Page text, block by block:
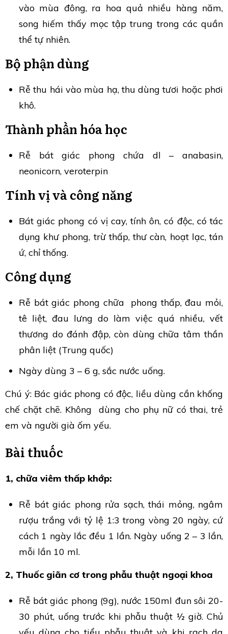
vào mùa đông, ra hoa quả nhiều hàng năm,
song hiếm thấy mọc tập trung trong các quần
thể tự nhiên.
Bộ phận dùng
Rễ thu hái vào mùa hạ, thu dùng tươi hoặc phơi
khô.
Thành phần hóa học
Rễ bát giác phong chứa dl – anabasin,
neonicorn, veroterpin
Tính vị và công năng
Bát giác phong có vị cay, tính ôn, có độc, có tác
dụng khư phong, trừ thấp, thư càn, hoạt lạc, tán
ứ, chỉ thống.
Công dụng
Rễ bát giác phong chữa phong thấp, đau mỏi,
tê liệt, đau lưng do làm việc quá nhiều, vết
thương do đánh đập, còn dùng chữa tâm thần
phân liệt (Trung quốc)
Ngày dùng 3 – 6 g, sắc nước uống.
Chú ý: Bác giác phong có độc, liều dùng cần khống
chế chặt chẽ. Không dùng cho phụ nữ có thai, trẻ
em và người già ốm yếu.
Bài thuốc
1, chữa viêm thấp khớp:
Rễ bát giác phong rửa sạch, thái mỏng, ngâm
rượu trắng với tỷ lệ 1:3 trong vòng 20 ngày, cứ
cách 1 ngày lắc đều 1 lần. Ngày uống 2 – 3 lần,
mỗi lần 10 ml.
2, Thuốc giãn cơ trong phẫu thuật ngoại khoa
Rễ bát giác phong (9g), nước 150ml đun sôi 20-
30 phút, uống trước khi phẫu thuật ½ giờ. Chủ